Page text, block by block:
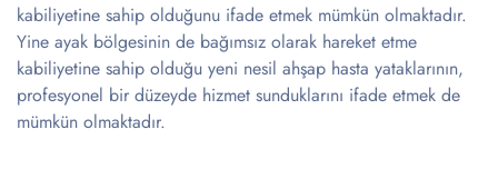
kabiliyetine sahip olduğunu ifade etmek mümkün olmaktadır.
Yine ayak bölgesinin de bağımsız olarak hareket etme
kabiliyetine sahip olduğu yeni nesil ahşap hasta yataklarının,
profesyonel bir düzeyde hizmet sunduklarını ifade etmek de
mümkün olmaktadır.